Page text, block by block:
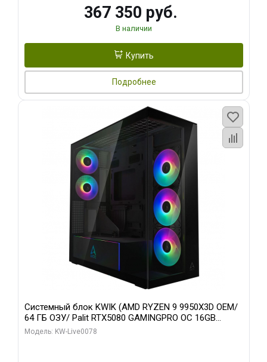
367 350 руб.
В наличии
Купить
Подробнее
Системный блок KWIK (AMD RYZEN 9 9950X3D OEM/
64 ГБ ОЗУ/ Palit RTX5080 GAMINGPRO OC 16GB
GDDR7 256bit 3xDP HD/ 1 ТБ SSD)
Модель: KW-Live0078